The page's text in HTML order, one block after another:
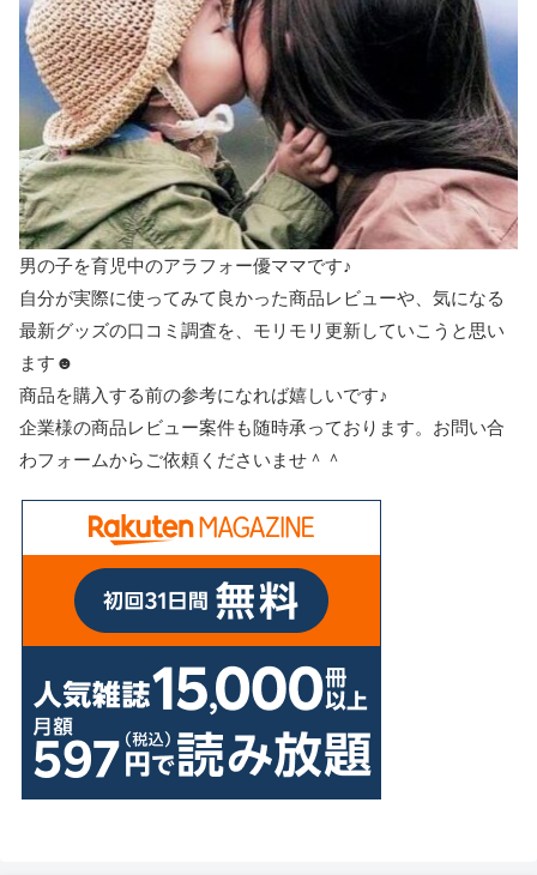
男の子を育児中のアラフォー優ママです♪
自分が実際に使ってみて良かった商品レビューや、気になる
最新グッズの口コミ調査を、モリモリ更新していこうと思い
ます☻
商品を購入する前の参考になれば嬉しいです♪
企業様の商品レビュー案件も随時承っております。お問い合
わフォームからご依頼くださいませ＾＾